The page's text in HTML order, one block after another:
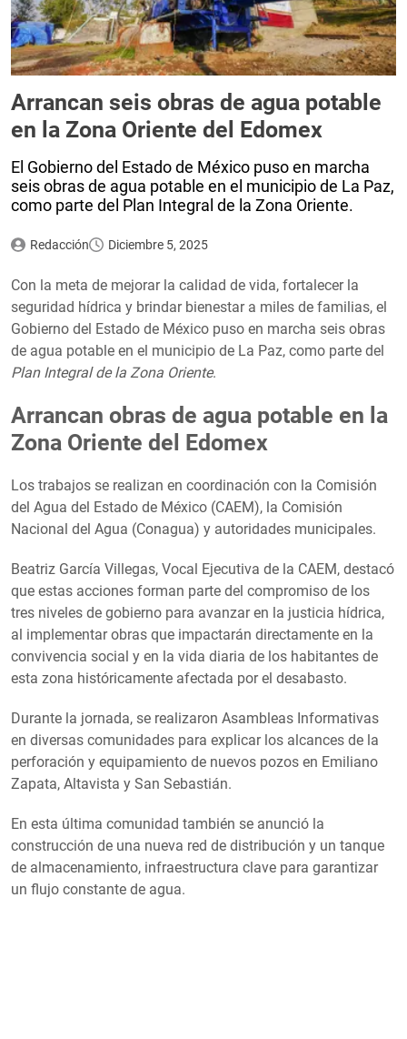
Arrancan seis obras de agua potable
en la Zona Oriente del Edomex
El Gobierno del Estado de México puso en marcha
seis obras de agua potable en el municipio de La Paz,
como parte del Plan Integral de la Zona Oriente.
Redacción Diciembre 5, 2025
Con la meta de mejorar la calidad de vida, fortalecer la
seguridad hídrica y brindar bienestar a miles de familias, el
Gobierno del Estado de México puso en marcha seis obras
de agua potable en el municipio de La Paz, como parte del
Plan Integral de la Zona Oriente.
Arrancan obras de agua potable en la
Zona Oriente del Edomex
Los trabajos se realizan en coordinación con la Comisión
del Agua del Estado de México (CAEM), la Comisión
Nacional del Agua (Conagua) y autoridades municipales.
Beatriz García Villegas, Vocal Ejecutiva de la CAEM, destacó
que estas acciones forman parte del compromiso de los
tres niveles de gobierno para avanzar en la justicia hídrica,
al implementar obras que impactarán directamente en la
convivencia social y en la vida diaria de los habitantes de
esta zona históricamente afectada por el desabasto.
Durante la jornada, se realizaron Asambleas Informativas
en diversas comunidades para explicar los alcances de la
perforación y equipamiento de nuevos pozos en Emiliano
Zapata, Altavista y San Sebastián.
En esta última comunidad también se anunció la
construcción de una nueva red de distribución y un tanque
de almacenamiento, infraestructura clave para garantizar
un flujo constante de agua.